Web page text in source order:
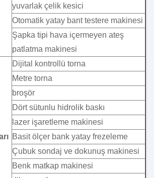
yuvarlak çelik kesici
Otomatik yatay bant testere makinesi
Şapka tipi hava içermeyen ateş
patlatma makinesi
Dijital kontrollü torna
Metre torna
broşör
Dört sütunlu hidrolik baskı
lazer işaretleme makinesi
Basit ölçer bank yatay frezeleme
Çubuk sondaj ve dokunuş makinesi
Benk matkap makinesi